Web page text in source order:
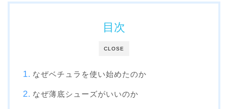
CLOSE
目次
なぜベチュラを使い始めたのか
なぜ薄底シューズがいいのか